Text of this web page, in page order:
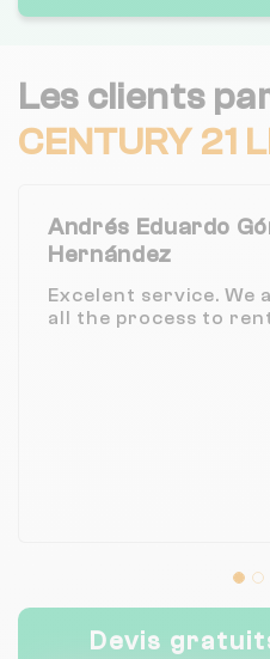
Les clients
CENTURY 21
Andrés Eduardo
Hernández
Excelent service. We
all the process to
Devis